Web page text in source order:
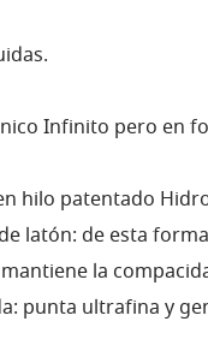
Infinito pero en
hilo patentado
latón: de esta
la
punta ultrafina y